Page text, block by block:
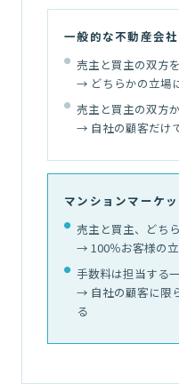
02
一般的な不動産会社
売主と買主の双方
→ どちらかの立場
売主と買主の双方
→ 自社の顧客だけ
マンションマーケッ
売主と買主、どち
→ 100％お客様の
手数料は担当する
→ 自社の顧客に限
る